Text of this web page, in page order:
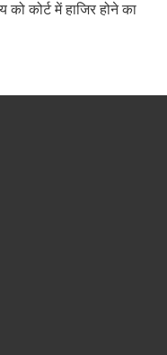
को कोर्ट में हाजिर होने का